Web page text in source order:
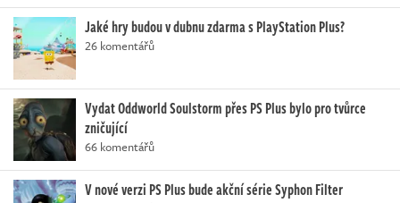
Jaké hry budou v dubnu zdarma s PlayStation Plus?
26 komentářů
Vydat Oddworld Soulstorm přes PS Plus bylo pro tvůrce
zničující
66 komentářů
V nové verzi PS Plus bude akční série Syphon Filter